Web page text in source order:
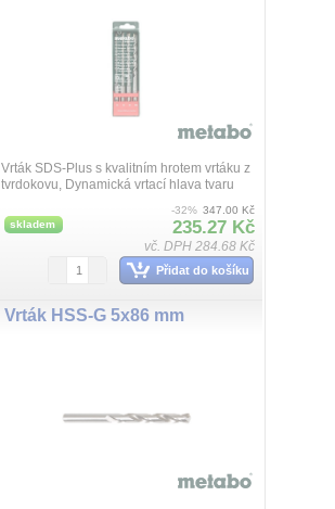
Vrták SDS-Plus s kvalitním hrotem vrtáku z
tvrdokovu, Dynamická vrtací hlava tvaru
geometrie S pro rychlý odvod drtě, Dobr...
skladem
-32% 347.00 Kč
235.27 Kč
vč. DPH 284.68 Kč
Přidat do košíku
Vrták HSS-G 5x86 mm